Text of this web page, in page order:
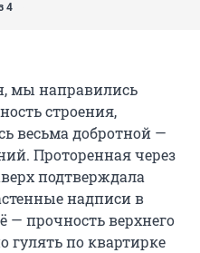
4
мы направились
строения,
весьма добротной —
Проторенная через
подтверждала
надписи в
— прочность верхнего
гулять по квартирке